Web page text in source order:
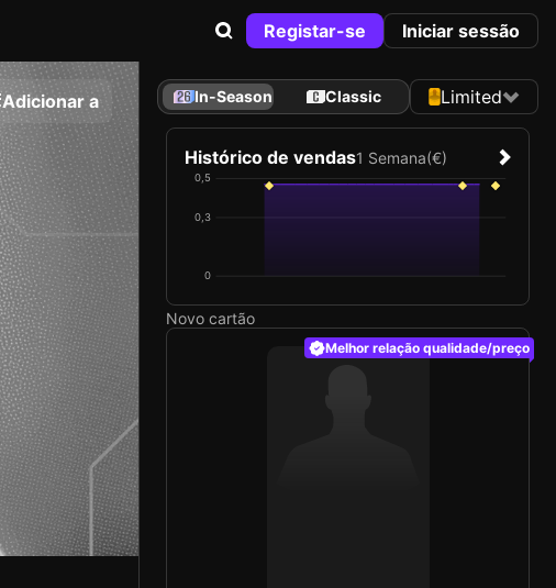
Registar-se Iniciar sessão
Adicionar a In-Season Classic Limited
Histórico de vendas1 Semana(€)
0
0,3
0,5
Novo cartão
Melhor relação qualidade/preço